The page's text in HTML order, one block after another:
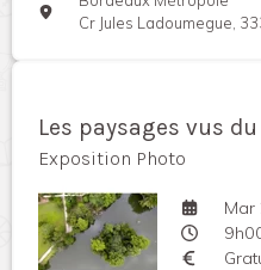
Cr Jules Ladoumegue,
Les paysages vus
Exposition Photo
Mar